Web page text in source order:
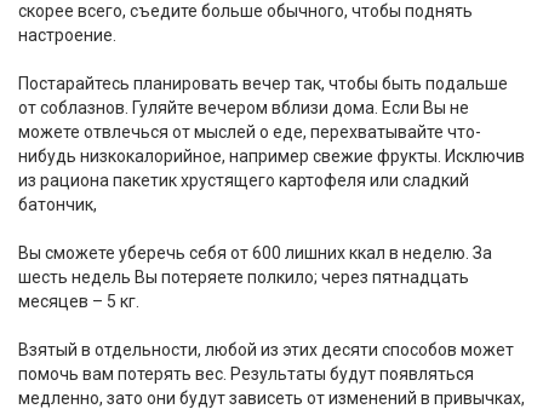
скорее всего, съедите больше обычного, чтобы поднять
настроение.
Постарайтесь планировать вечер так, чтобы быть подальше
от соблазнов. Гуляйте вечером вблизи дома. Если Вы не
можете отвлечься от мыслей о еде, перехватывайте что-
нибудь низкокалорийное, например свежие фрукты. Исключив
из рациона пакетик хрустящего картофеля или сладкий
батончик,
Вы сможете уберечь себя от 600 лишних ккал в неделю. За
шесть недель Вы потеряете полкило; через пятнадцать
месяцев – 5 кг.
Взятый в отдельности, любой из этих десяти способов может
помочь вам потерять вес. Результаты будут появляться
медленно, зато они будут зависеть от изменений в привычках,